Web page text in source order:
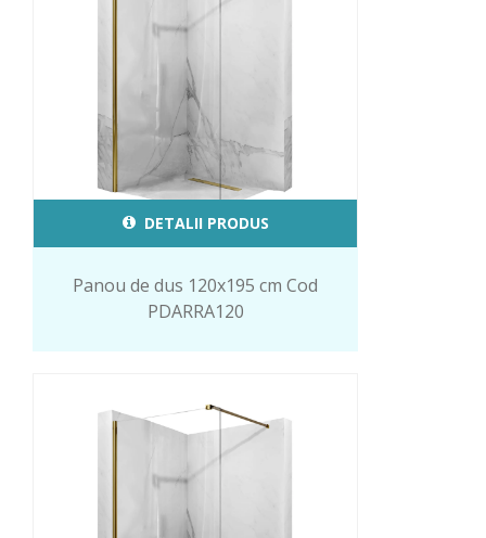
DETALII PRODUS
Panou de dus 120x195 cm Cod
PDARRA120